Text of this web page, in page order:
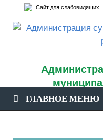
Сайт для слабовидящих
ГЛАВНОЕ МЕНЮ